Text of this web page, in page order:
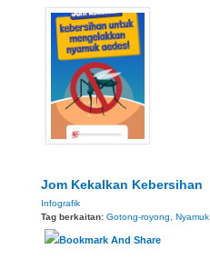
Jom Kekalkan Kebersihan
Infografik
Tag berkaitan: Gotong-royong Nyamuk